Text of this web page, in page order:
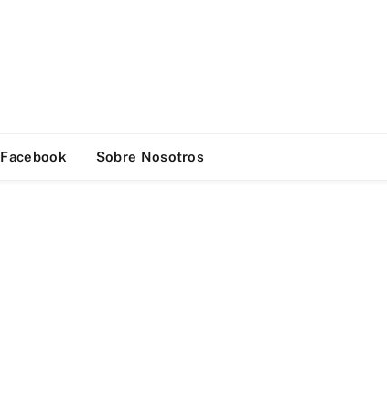
Facebook Sobre Nosotros